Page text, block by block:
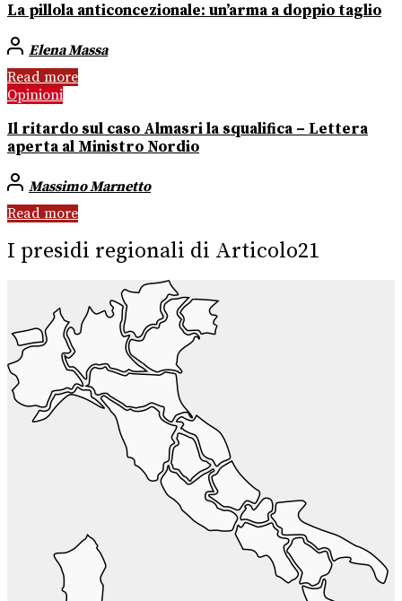
La pillola anticoncezionale: un’arma a doppio taglio
Elena Massa
Read more
Opinioni
Il ritardo sul caso Almasri la squalifica – Lettera
aperta al Ministro Nordio
Massimo Marnetto
Read more
I presidi regionali di Articolo21